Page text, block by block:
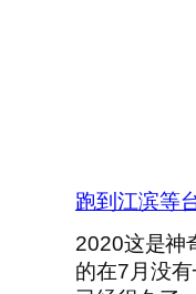
跑到江滨等
2020这是神
的在7月没